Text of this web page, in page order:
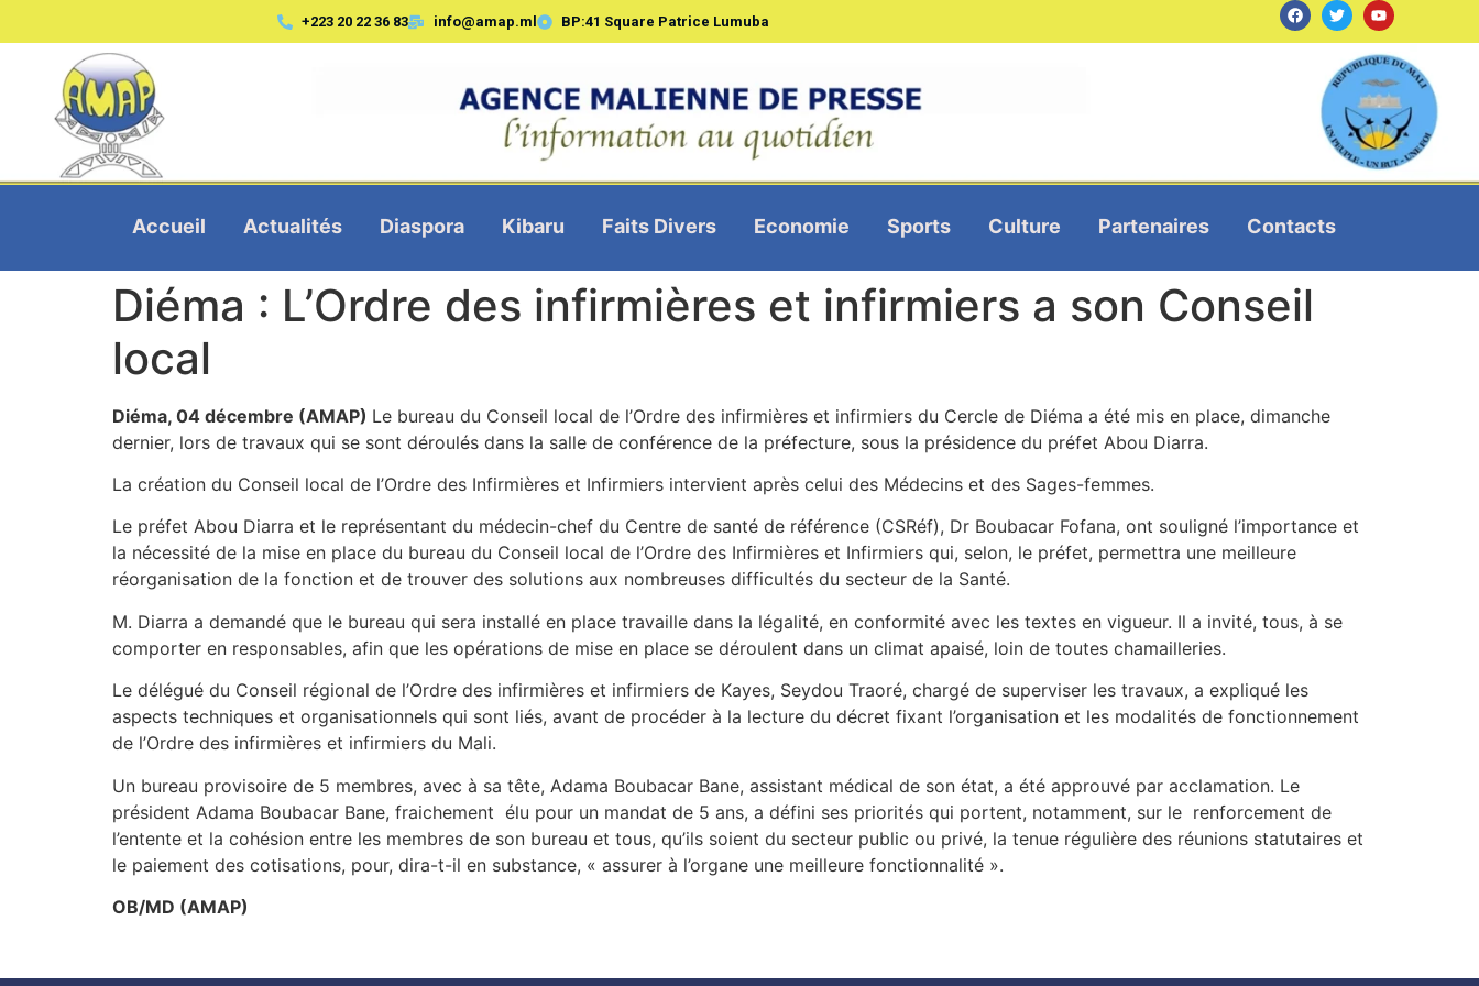
+223 20 22 36 83 info@amap.ml BP:41 Square Patrice Lumuba
Accueil Actualités Diaspora Kibaru Faits Divers Economie Sports Culture Partenaires Contacts
Diéma : L’Ordre des infirmières et infirmiers a son Conseil
local
Diéma, 04 décembre (AMAP) Le bureau du Conseil local de l’Ordre des infirmières et infirmiers du Cercle de Diéma a été mis en place, dimanche
dernier, lors de travaux qui se sont déroulés dans la salle de conférence de la préfecture, sous la présidence du préfet Abou Diarra.
La création du Conseil local de l’Ordre des Infirmières et Infirmiers intervient après celui des Médecins et des Sages-femmes.
Le préfet Abou Diarra et le représentant du médecin-chef du Centre de santé de référence (CSRéf), Dr Boubacar Fofana, ont souligné l’importance et
la nécessité de la mise en place du bureau du Conseil local de l’Ordre des Infirmières et Infirmiers qui, selon, le préfet, permettra une meilleure
réorganisation de la fonction et de trouver des solutions aux nombreuses difficultés du secteur de la Santé.
M. Diarra a demandé que le bureau qui sera installé en place travaille dans la légalité, en conformité avec les textes en vigueur. Il a invité, tous, à se
comporter en responsables, afin que les opérations de mise en place se déroulent dans un climat apaisé, loin de toutes chamailleries.
Le délégué du Conseil régional de l’Ordre des infirmières et infirmiers de Kayes, Seydou Traoré, chargé de superviser les travaux, a expliqué les
aspects techniques et organisationnels qui sont liés, avant de procéder à la lecture du décret fixant l’organisation et les modalités de fonctionnement
de l’Ordre des infirmières et infirmiers du Mali.
Un bureau provisoire de 5 membres, avec à sa tête, Adama Boubacar Bane, assistant médical de son état, a été approuvé par acclamation. Le
président Adama Boubacar Bane, fraichement élu pour un mandat de 5 ans, a défini ses priorités qui portent, notamment, sur le renforcement de
l’entente et la cohésion entre les membres de son bureau et tous, qu’ils soient du secteur public ou privé, la tenue régulière des réunions statutaires et
le paiement des cotisations, pour, dira-t-il en substance, « assurer à l’organe une meilleure fonctionnalité ».
OB/MD (AMAP)